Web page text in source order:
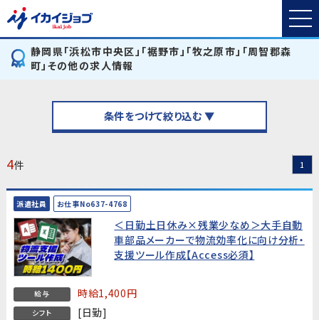
静岡県「浜松市中央区」「裾野市」「牧之原市」「周智郡森
町」その他の求人情報
条件をつけて絞り込む ▼
4件 1
派遣社員 お仕事No637-4768
＜日勤土日休み×残業少なめ＞大手自動
車部品メーカーで物流効率化に向け分析・
支援ツール作成【Access必須】
給与 時給1,400円
シフト [日勤]